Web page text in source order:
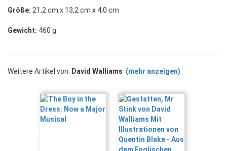
Größe: 21,2 cm x 13,2 cm x 4,0 cm
Gewicht: 460 g
Weitere Artikel von: David Walliams (mehr anzeigen)